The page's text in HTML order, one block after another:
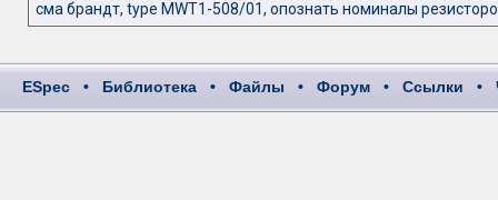
сма брандт, type MWT1-508/01, опознать номиналы
ESpec • Библиотека • Файлы • Форум • Ссылки •